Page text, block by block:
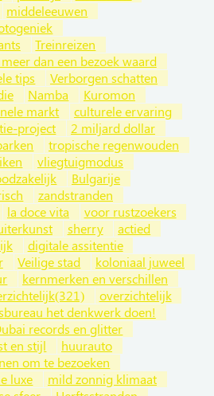
middeleeuwen
Treinreizen
dan een bezoek waard
tips
Verborgen schatten
Namba
Kuromon
markt
culturele ervaring
project
2 miljard dollar
tropische regenwouden
vliegtuigmodus
Bulgarije
zandstranden
la doce vita
voor rustzoekers
sherry
actied
digitale assitentie
Veilige stad
koloniaal juweel
kernmerken en verschillen
overzichtelijk
het denkwerk doen!
records en glitter
en stijl
huurauto
om te bezoeken
luxe
mild zonnig klimaat